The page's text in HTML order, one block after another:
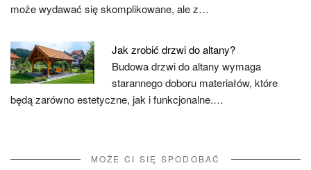
może wydawać się skomplikowane, ale z…
Jak zrobić drzwi do altany?
Budowa drzwi do altany wymaga
starannego doboru materiałów, które
będą zarówno estetyczne, jak i funkcjonalne.…
MOŻE CI SIĘ SPODOBAĆ